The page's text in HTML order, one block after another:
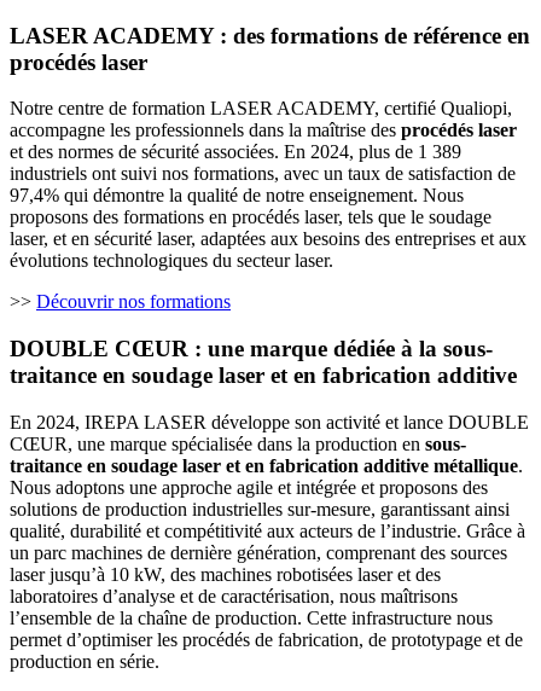
LASER ACADEMY : des formations de référence en
procédés laser
Notre centre de formation LASER ACADEMY, certifié Qualiopi,
accompagne les professionnels dans la maîtrise des procédés laser
et des normes de sécurité associées. En 2024, plus de 1 389
industriels ont suivi nos formations, avec un taux de satisfaction de
97,4% qui démontre la qualité de notre enseignement. Nous
proposons des formations en procédés laser, tels que le soudage
laser, et en sécurité laser, adaptées aux besoins des entreprises et aux
évolutions technologiques du secteur laser.
>> Découvrir nos formations
DOUBLE CŒUR : une marque dédiée à la sous-
traitance en soudage laser et en fabrication additive
En 2024, IREPA LASER développe son activité et lance DOUBLE
CŒUR, une marque spécialisée dans la production en sous-
traitance en soudage laser et en fabrication additive métallique.
Nous adoptons une approche agile et intégrée et proposons des
solutions de production industrielles sur-mesure, garantissant ainsi
qualité, durabilité et compétitivité aux acteurs de l’industrie. Grâce à
un parc machines de dernière génération, comprenant des sources
laser jusqu’à 10 kW, des machines robotisées laser et des
laboratoires d’analyse et de caractérisation, nous maîtrisons
l’ensemble de la chaîne de production. Cette infrastructure nous
permet d’optimiser les procédés de fabrication, de prototypage et de
production en série.